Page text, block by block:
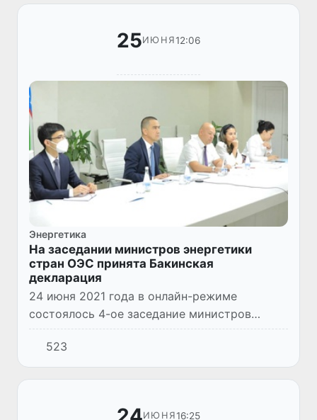
комби...
25ИЮНЯ12:06
Энергетика
На заседании министров энергетики
стран ОЭС принята Бакинская
декларация
24 июня 2021 года в онлайн-режиме
состоялось 4-ое заседание министров
энергетики стран-членов Организации
Экономического Сотрудничества (ОЭС).
523
ИЮНЯ16:25